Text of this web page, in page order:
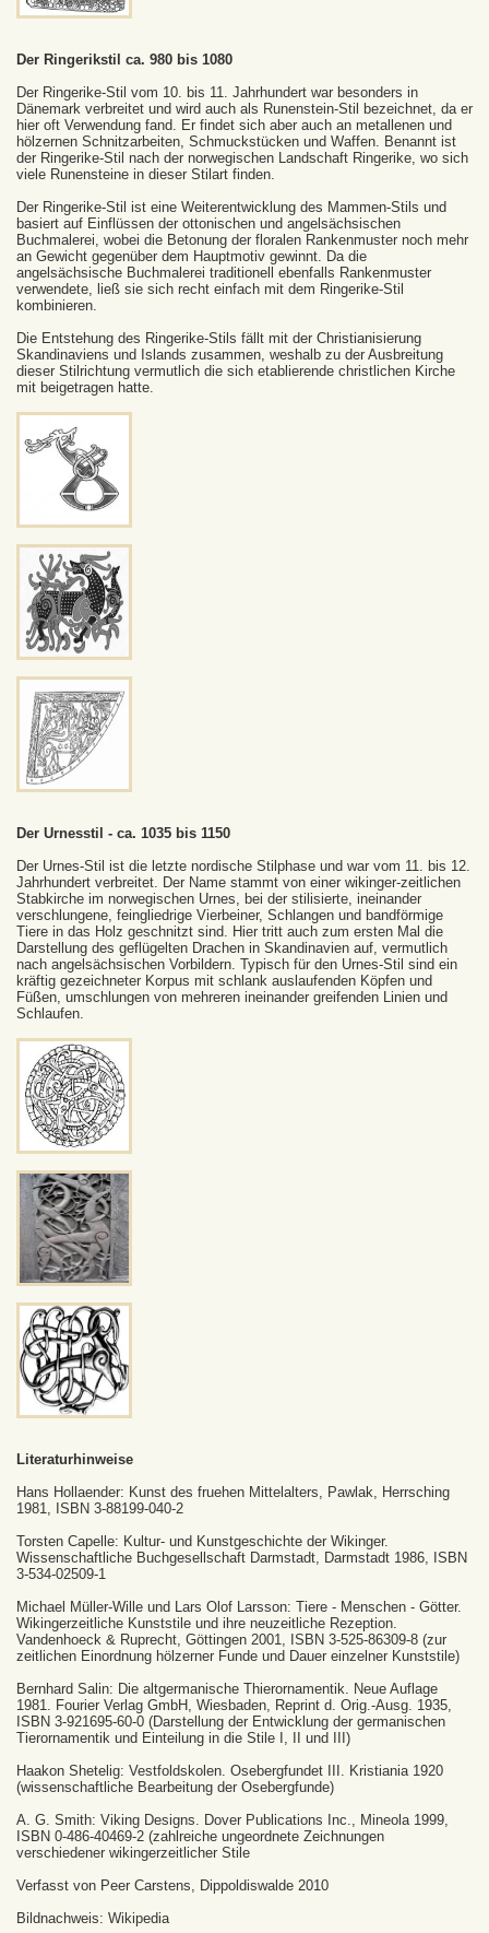
Der Ringerikstil ca. 980 bis 1080
Der Ringerike-Stil vom 10. bis 11. Jahrhundert war besonders in
Dänemark verbreitet und wird auch als Runenstein-Stil bezeichnet, da er
hier oft Verwendung fand. Er findet sich aber auch an metallenen und
hölzernen Schnitzarbeiten, Schmuckstücken und Waffen. Benannt ist
der Ringerike-Stil nach der norwegischen Landschaft Ringerike, wo sich
viele Runensteine in dieser Stilart finden.
Der Ringerike-Stil ist eine Weiterentwicklung des Mammen-Stils und
basiert auf Einflüssen der ottonischen und angelsächsischen
Buchmalerei, wobei die Betonung der floralen Rankenmuster noch mehr
an Gewicht gegenüber dem Hauptmotiv gewinnt. Da die
angelsächsische Buchmalerei traditionell ebenfalls Rankenmuster
verwendete, ließ sie sich recht einfach mit dem Ringerike-Stil
kombinieren.
Die Entstehung des Ringerike-Stils fällt mit der Christianisierung
Skandinaviens und Islands zusammen, weshalb zu der Ausbreitung
dieser Stilrichtung vermutlich die sich etablierende christlichen Kirche
mit beigetragen hatte.
Der Urnesstil - ca. 1035 bis 1150
Der Urnes-Stil ist die letzte nordische Stilphase und war vom 11. bis 12.
Jahrhundert verbreitet. Der Name stammt von einer wikinger-zeitlichen
Stabkirche im norwegischen Urnes, bei der stilisierte, ineinander
verschlungene, feingliedrige Vierbeiner, Schlangen und bandförmige
Tiere in das Holz geschnitzt sind. Hier tritt auch zum ersten Mal die
Darstellung des geflügelten Drachen in Skandinavien auf, vermutlich
nach angelsächsischen Vorbildern. Typisch für den Urnes-Stil sind ein
kräftig gezeichneter Korpus mit schlank auslaufenden Köpfen und
Füßen, umschlungen von mehreren ineinander greifenden Linien und
Schlaufen.
Literaturhinweise
Hans Hollaender: Kunst des fruehen Mittelalters, Pawlak, Herrsching
1981, ISBN 3-88199-040-2
Torsten Capelle: Kultur- und Kunstgeschichte der Wikinger.
Wissenschaftliche Buchgesellschaft Darmstadt, Darmstadt 1986, ISBN
3-534-02509-1
Michael Müller-Wille und Lars Olof Larsson: Tiere - Menschen - Götter.
Wikingerzeitliche Kunststile und ihre neuzeitliche Rezeption.
Vandenhoeck & Ruprecht, Göttingen 2001, ISBN 3-525-86309-8 (zur
zeitlichen Einordnung hölzerner Funde und Dauer einzelner Kunststile)
Bernhard Salin: Die altgermanische Thierornamentik. Neue Auflage
1981. Fourier Verlag GmbH, Wiesbaden, Reprint d. Orig.-Ausg. 1935,
ISBN 3-921695-60-0 (Darstellung der Entwicklung der germanischen
Tierornamentik und Einteilung in die Stile I, II und III)
Haakon Shetelig: Vestfoldskolen. Osebergfundet III. Kristiania 1920
(wissenschaftliche Bearbeitung der Osebergfunde)
A. G. Smith: Viking Designs. Dover Publications Inc., Mineola 1999,
ISBN 0-486-40469-2 (zahlreiche ungeordnete Zeichnungen
verschiedener wikingerzeitlicher Stile
Verfasst von Peer Carstens, Dippoldiswalde 2010
Bildnachweis: Wikipedia